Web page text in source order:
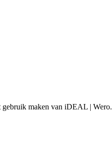
maken van iDEAL | Wero.